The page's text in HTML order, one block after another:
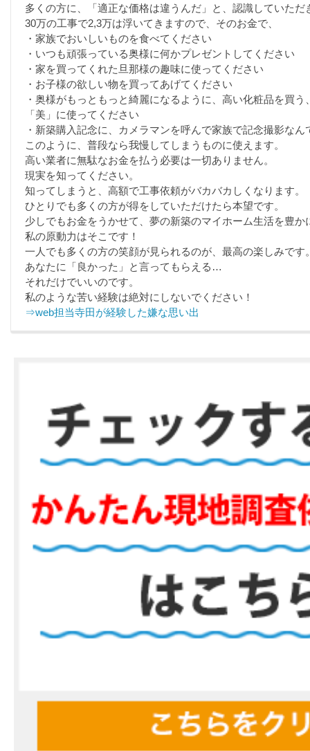
多くの方に、「適正な価格は違うんだ」と、認識していただ
30万の工事で2,3万は浮いてきますので、そのお金で、
・家族でおいしいものを食べてください
・いつも頑張っている奥様に何かプレゼントしてください
・家を買ってくれた旦那様の趣味に使ってください
・お子様の欲しい物を買ってあげてください
・奥様がもっともっと綺麗になるように、高い化粧品を買
「美」に使ってください
・新築購入記念に、カメラマンを呼んで家族で記念撮影なん
このように、普段なら我慢してしまうものに使えます。
高い業者に無駄なお金を払う必要は一切ありません。
現実を知ってください。
知ってしまうと、高額で工事依頼がバカバカしくなります。
ひとりでも多くの方が得をしていただけたら本望です。
少しでもお金をうかせて、夢の新築のマイホーム生活を豊
私の原動力はそこです！
一人でも多くの方の笑顔が見られるのが、最高の楽しみです
あなたに「良かった」と言ってもらえる…
それだけでいいのです。
私のような苦い経験は絶対にしないでください！
⇒web担当寺田が経験した嫌な思い出